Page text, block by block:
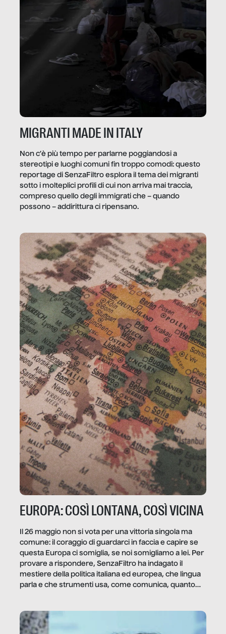
MIGRANTI MADE IN ITALY
Non c’è più tempo per parlarne poggiandosi a
stereotipi e luoghi comuni fin troppo comodi: questo
reportage di SenzaFiltro esplora il tema dei migranti
sotto i molteplici profili di cui non arriva mai traccia,
compreso quello degli immigrati che – quando
possono – addirittura ci ripensano.
EUROPA: COSÌ LONTANA, COSÌ VICINA
Il 26 maggio non si vota per una vittoria singola ma
comune: il coraggio di guardarci in faccia e capire se
questa Europa ci somiglia, se noi somigliamo a lei. Per
provare a rispondere, SenzaFiltro ha indagato il
mestiere della politica italiana ed europea, che lingua
parla e che strumenti usa, come comunica, quanto